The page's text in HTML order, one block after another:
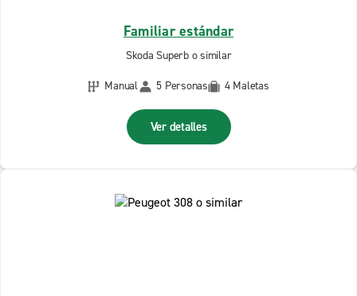
Familiar estándar
Skoda Superb o similar
Manual
5 Personas 4 Maletas
Ver detalles